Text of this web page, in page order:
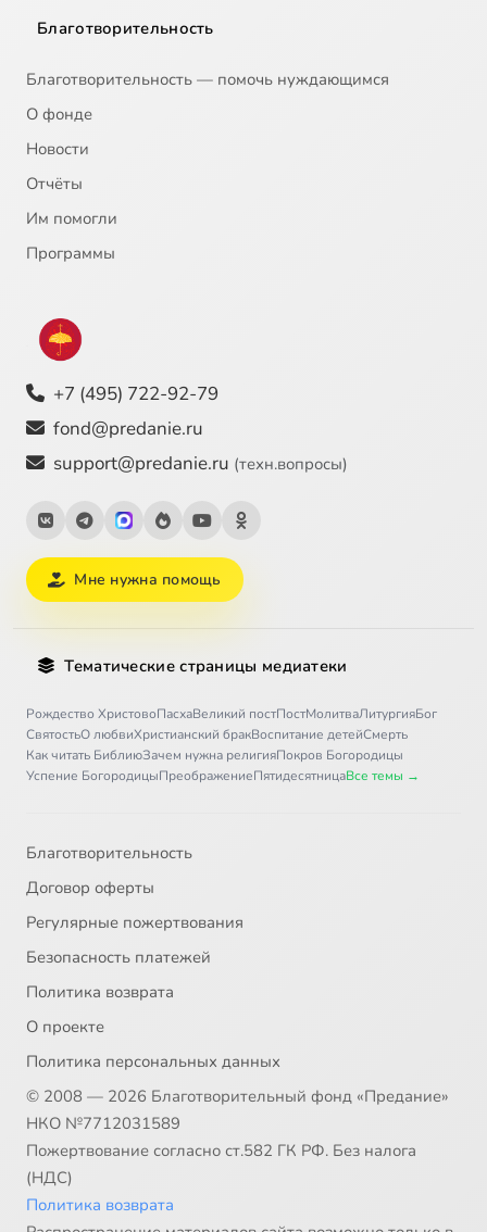
Благотворительность
Благотворительность — помочь нуждающимся
О фонде
Новости
Отчёты
Им помогли
Программы
+7 (495) 722-92-79
fond@predanie.ru
support@predanie.ru (техн.вопросы)
Мне нужна помощь
Тематические страницы медиатеки
Рождество ХристовоПасхаВеликий постПостМолитваЛитургияБог
СвятостьО любвиХристианский бракВоспитание детейСмерть
Как читать БиблиюЗачем нужна религияПокров Богородицы
Успение БогородицыПреображениеПятидесятницаВсе темы →
Благотворительность
Договор оферты
Регулярные пожертвования
Безопасность платежей
Политика возврата
О проекте
Политика персональных данных
© 2008 — 2026 Благотворительный фонд «Предание»
НКО №7712031589
Пожертвование согласно ст.582 ГК РФ. Без налога
(НДС)
Политика возврата